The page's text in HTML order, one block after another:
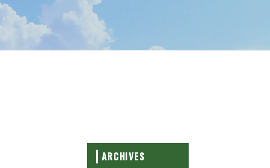
ARCHIVES